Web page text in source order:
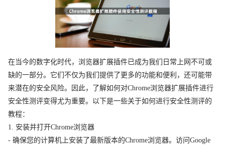
在当今的数字化时代，浏览器扩展插件已成为我们日常上网不可或
缺的一部分。它们不仅为我们提供了更多的功能和便利，还可能带
来潜在的安全风险。因此，了解如何对Chrome浏览器扩展插件进行
安全性测评变得尤为重要。以下是一些关于如何进行安全性测评的
教程：
1. 安装并打开Chrome浏览器
- 确保您的计算机上安装了最新版本的Chrome浏览器。访问Google